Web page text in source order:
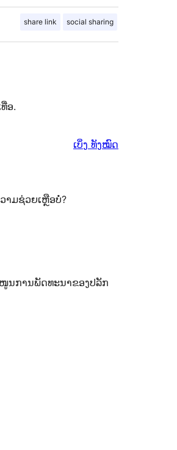
share link social sharing
ອ.
ເບິ່ງ ຄຳ
ທັງໝົດ
າມຊ່ວຍເຫຼືອບໍ່?
ນການພັດທະນາຂອງປລັກ